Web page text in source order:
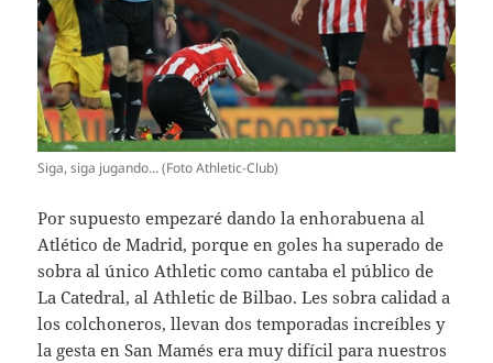
Siga, siga jugando… (Foto Athletic-Club)
Por supuesto empezaré dando la enhorabuena al
Atlético de Madrid, porque en goles ha superado de
sobra al único Athletic como cantaba el público de
La Catedral, al Athletic de Bilbao. Les sobra calidad a
los colchoneros, llevan dos temporadas increíbles y
la gesta en San Mamés era muy difícil para nuestros